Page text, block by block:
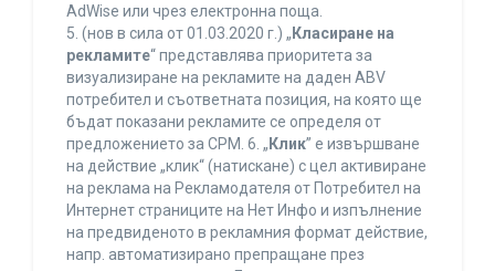
AdWise или чрез електронна поща.
5. (нов в сила от 01.03.2020 г.) „ Класиране на
рекламите“ представлява приоритета за
визуализиране на рекламите на даден ABV
потребител и съответната позиция, на която ще
бъдат показани рекламите се определя от
предложението за CPM. 6. „ Клик” е извършване
на действие „клик“ (натискане) с цел активиране
на реклама на Рекламодателя от Потребител на
Интернет страниците на Нет Инфо и изпълнение
на предвиденото в рекламния формат действие,
напр. автоматизирано препращане през